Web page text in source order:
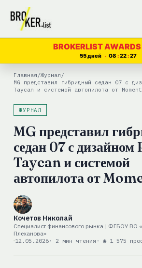
Перейти
содержимому
BROKERLIST
55 дней 08 22 26
Главная /Журнал /
MG представил гибридный седан 07 с
Taycan и системой автопилота от
ЖУРНАЛ
MG представил
седан 07 с
Taycan и системой
автопилота от
Кочетов Николай
Специалист финансового рынка | ФГБОУ ВО
Плеханова»
12.05.2026· 2 мин чтения · ◉ 1 575